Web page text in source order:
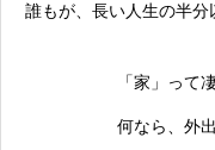
誰もが、長い人生の半
「家」って
何なら、外